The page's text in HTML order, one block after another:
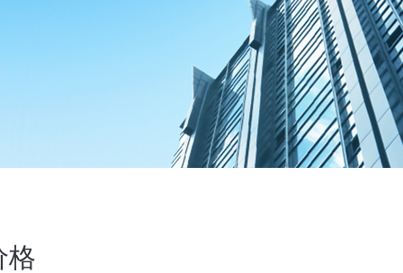
格